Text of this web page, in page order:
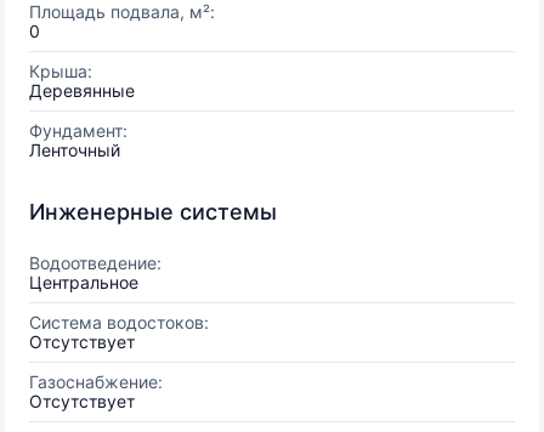
Площадь подвала, м²:
0
Крыша:
Деревянные
Фундамент:
Ленточный
Инженерные системы
Водоотведение:
Центральное
Система водостоков:
Отсутствует
Газоснабжение:
Отсутствует